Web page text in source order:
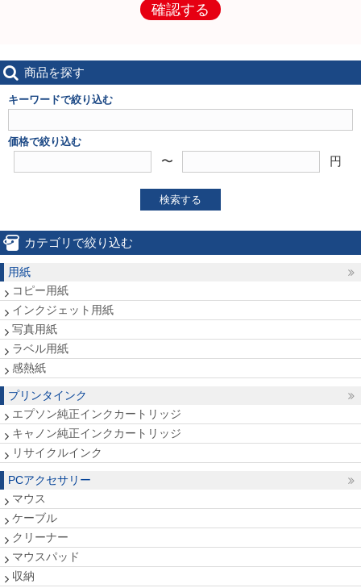
確認する
商品を探す
キーワードで絞り込む
価格で絞り込む
〜 円
検索する
カテゴリで絞り込む
用紙
コピー用紙
インクジェット用紙
写真用紙
ラベル用紙
感熱紙
プリンタインク
エプソン純正インクカートリッジ
キャノン純正インクカートリッジ
リサイクルインク
PCアクセサリー
マウス
ケーブル
クリーナー
マウスパッド
収納